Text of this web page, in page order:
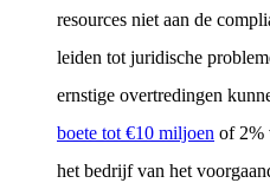
resources niet aan de
leiden tot juridische
ernstige overtredingen
boete tot €10 miljoen of 2%
het bedrijf van het